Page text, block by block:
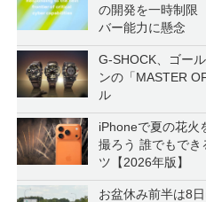
の開発を一時制
バー能力に懸念
G-SHOCK、ゴー
ンの「MASTER
ル
iPhoneで夏の花火
撮ろう 誰でもでき
ツ【2026年版】
お盆休み前半は8